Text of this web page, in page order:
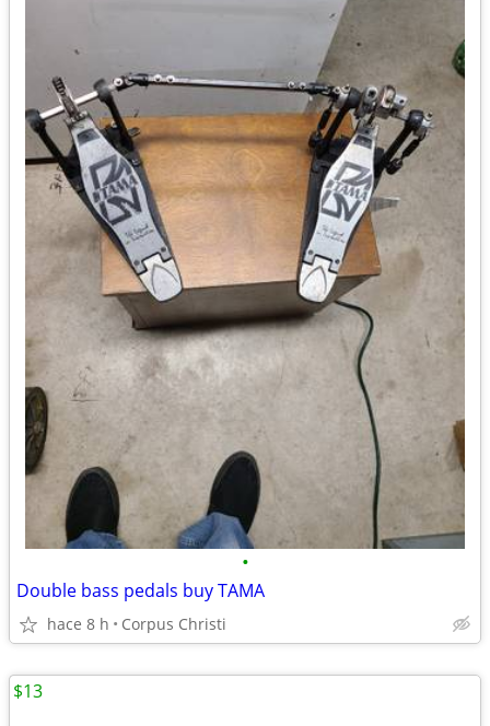
•
Double bass pedals buy TAMA
hace 8 h Corpus Christi
$13